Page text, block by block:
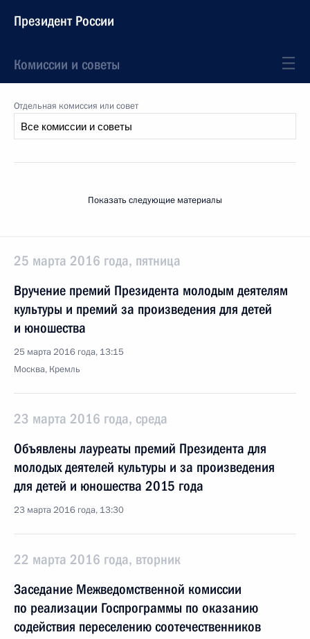
Президент России
Комиссии и советы
Отдельная комиссия или совет
Показать следующие материалы
25 марта 2016 года, пятница
Вручение премий Президента молодым деятелям
культуры и премий за произведения для детей
и юношества
25 марта 2016 года, 13:15
Москва, Кремль
23 марта 2016 года, среда
Объявлены лауреаты премий Президента для
молодых деятелей культуры и за произведения
для детей и юношества 2015 года
23 марта 2016 года, 13:30
22 марта 2016 года, вторник
Заседание Межведомственной комиссии
по реализации Госпрограммы по оказанию
содействия переселению соотечественников